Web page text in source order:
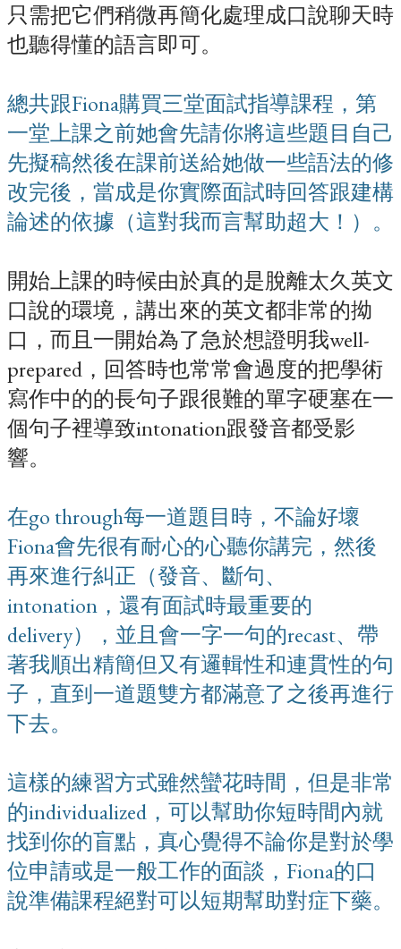
只需把它們稍微再簡化處理成口說聊天時
也聽得懂的語言即可。
總共跟Fiona購買三堂面試指導課程，第
一堂上課之前她會先請你將這些題目自己
先擬稿然後在課前送給她做一些語法的修
改完後，當成是你實際面試時回答跟建構
論述的依據（這對我而言幫助超大！）。
開始上課的時候由於真的是脫離太久英文
口說的環境，講出來的英文都非常的拗
口，而且一開始為了急於想證明我well-
prepared，回答時也常常會過度的把學術
寫作中的的長句子跟很難的單字硬塞在一
個句子裡導致intonation跟發音都受影
響。
在go through每一道題目時，不論好壞
Fiona會先很有耐心的心聽你講完，然後
再來進行糾正（發音、斷句、
intonation，還有面試時最重要的
delivery），並且會一字一句的recast、帶
著我順出精簡但又有邏輯性和連貫性的句
子，直到一道題雙方都滿意了之後再進行
下去。
這樣的練習方式雖然蠻花時間，但是非常
的individualized，可以幫助你短時間內就
找到你的盲點，真心覺得不論你是對於學
位申請或是一般工作的面談，Fiona的口
說準備課程絕對可以短期幫助對症下藥。